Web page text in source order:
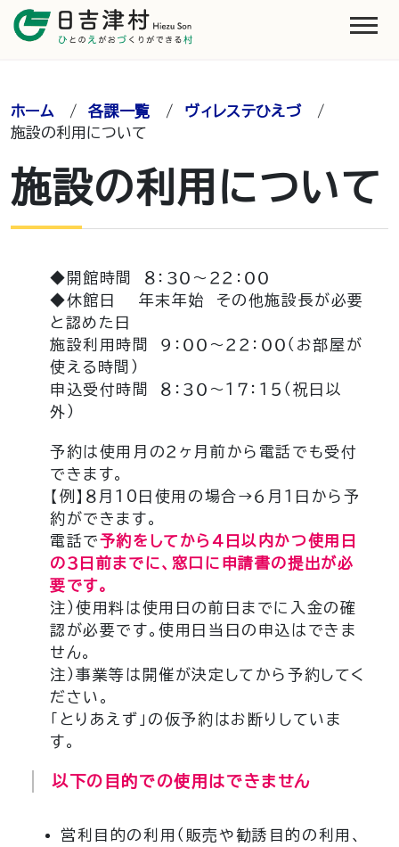
ホーム /各課一覧 / ヴィレステひえづ/
施設の利用について
施設の利用について
◆開館時間 ８：３０～２２：００
◆休館日 年末年始 その他施設長が必要
と認めた日
施設利用時間 ９：００～２２：００（お部屋が
使える時間）
申込受付時間 ８：３０～１７：１５（祝日以
外）
予約は使用月の２ヶ月前から電話でも受付
できます。
【例】８月10日使用の場合→６月１日から予
約ができます。
電話で予約をしてから４日以内かつ使用日
の３日前までに、窓口に申請書の提出が必
要です。
注）使用料は使用日の前日までに入金の確
認が必要です。使用日当日の申込はできま
せん。
注）事業等は開催が決定してから予約してく
ださい。
「とりあえず」の仮予約はお断りしていま
す。
以下の目的での使用はできません
営利目的の利用（販売や勧誘目的の利用、